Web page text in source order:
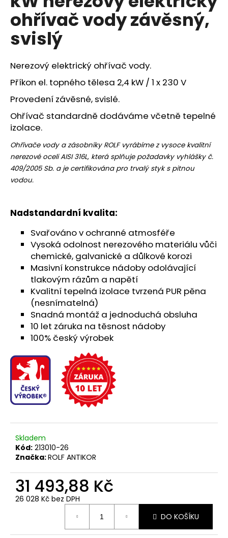
5
hvězdiček.
ohřívač vody závěsný,
svislý
Nerezový elektrický ohřívač vody.
Příkon el. topného tělesa 2,4 kW / 1 x 230 V
Provedení závěsné, svislé.
Ohřívač standardně dodáváme včetně tepelné
izolace.
Ohřívače vody a zásobníky ROLF vyrábíme z vysoce kvalitní
nerezové oceli AISI 316L, která splňuje požadavky vyhlášky č.
409/2005 Sb. a je certifikována pro trvalý styk s pitnou
vodou.
Nadstandardní kvalita:
Svařováno v ochranné atmosféře
Vysoká odolnost nerezového materiálu vůči
chemické, galvanické a důlkové korozi
Masivní konstrukce nádoby odolávající
tlakovým rázům a napětí
Kvalitní tepelná izolace tvrzená PUR pěna
(nesnímatelná)
Snadná montáž a jednoduchá obsluha
10 let záruka na těsnost nádoby
100% český výrobek
Skladem
Kód: 213010-26
Značka:ROLF ANTIKOR
31 493,88 Kč
26 028 Kč bez DPH
DO KOŠÍKU
u
j
e
m